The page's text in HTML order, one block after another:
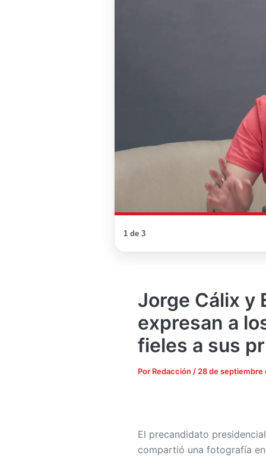
1 de 3
Jorge Cálix y
expresan a
fieles a sus
Por Redacción / 28 de septiembre
El precandidato
compartió una fotografía